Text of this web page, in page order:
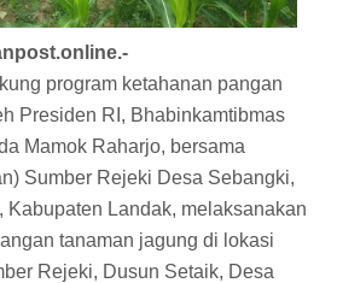
program ketahanan pangan
Presiden RI, Bhabinkamtibmas
Mamok Raharjo, bersama
Sumber Rejeki Desa Sebangki,
Kabupaten Landak, melaksanakan
tanaman jagung di lokasi
Rejeki, Dusun Setaik, Desa